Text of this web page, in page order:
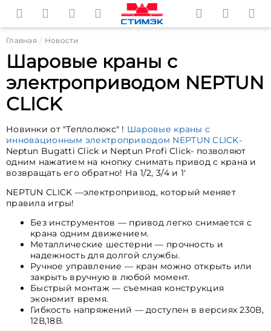
Главная Новости
Шаровые краны с
электроприводом NEPTUN
CLICK
Новинки от "Теплолюкс" ! Шаровые краны с
инновационным электроприводом NEPTUN CLICK-
Neptun Bugatti Click и Neptun Profi Click- позволяют
одним нажатием на кнопку снимать привод с крана и
возвращать его обратно! На 1/2, 3/4 и 1'
NEPTUN CLICK —электропривод, который меняет
правила игры!
Без инструментов — привод легко снимается с
крана одним движением.
Металлические шестерни — прочность и
надежность для долгой службы.
Ручное управление — кран можно открыть или
закрыть вручную в любой момент.
Быстрый монтаж — съемная конструкция
экономит время.
Гибкость напряжений — доступен в версиях 230В,
12В,18В.